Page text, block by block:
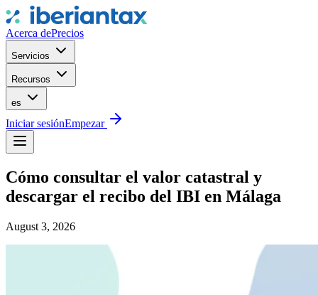
Acerca dePrecios
Servicios
Recursos
es
Iniciar sesiónEmpezar
Cómo consultar el valor catastral y
descargar el recibo del IBI en Málaga
August 3, 2026